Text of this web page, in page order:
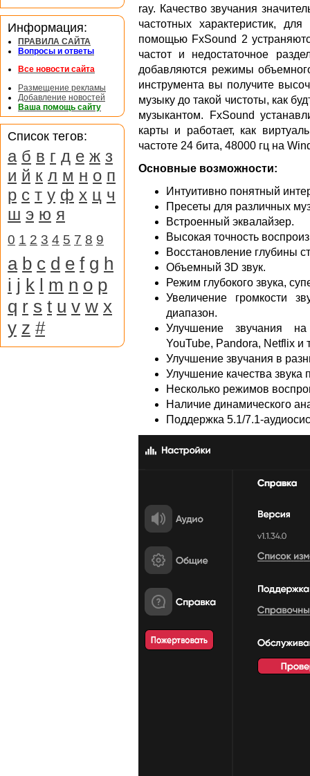
ray. Качество звучания
частотных характеристик,
помощью FxSound 2
частот и недостаточное
добавляются режимы
инструмента вы получите
музыку до такой чистоты, как
музыкантом. FxSound
карты и работает, как
частоте 24 бита, 48000 гц на
Основные возможности:
Интуитивно понятный
Пресеты для различных
Встроенный эквалайзер.
Высокая точность
Восстановление глубины
Объемный 3D звук.
Режим глубокого звука,
Увеличение громкости
диапазон.
Улучшение звучания
YouTube, Pandora, Netflix и
Улучшение звучания в
Улучшение качества
Несколько режимов
Наличие динамического
Поддержка 5.1/7.1-
Информация:
ПРАВИЛА САЙТА
Вопросы и ответы
Все новости сайта
Размещение рекламы
Добавление новостей
Ваша помощь сайту
Список тегов:
а б в г д е ж з
и й к л м н о п
р с т у ф х ц ч
ш э ю я
0 1 2 3 4 5 7 8 9
a b c d e f g h
i j k l m n o p
q r s t u v w x
y z #